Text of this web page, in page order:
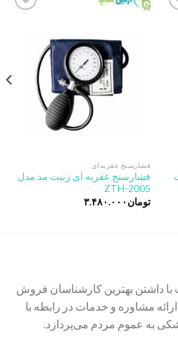
فشارسنج عقربه‌ای
فشارسنج عقربه ای زنیت مد مدل
ZTH-2005
تومان ۳.۴۸۰.۰۰۰
با داشتن بهترین کارشناسان فروش
مشاوره و خدمات در رابطه با
به عموم مردم می‌پردازد.